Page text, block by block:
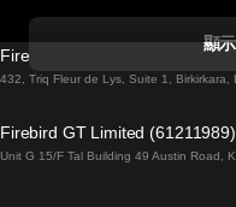
都柏林
羅馬
顯
Firebird GT Limited (OC 1451)
432, Triq Fleur de Lys, Suite 1, Birkirkara,
Firebird GT Limited (61211989)
Unit G 15/F Tal Building 49 Austin Road,